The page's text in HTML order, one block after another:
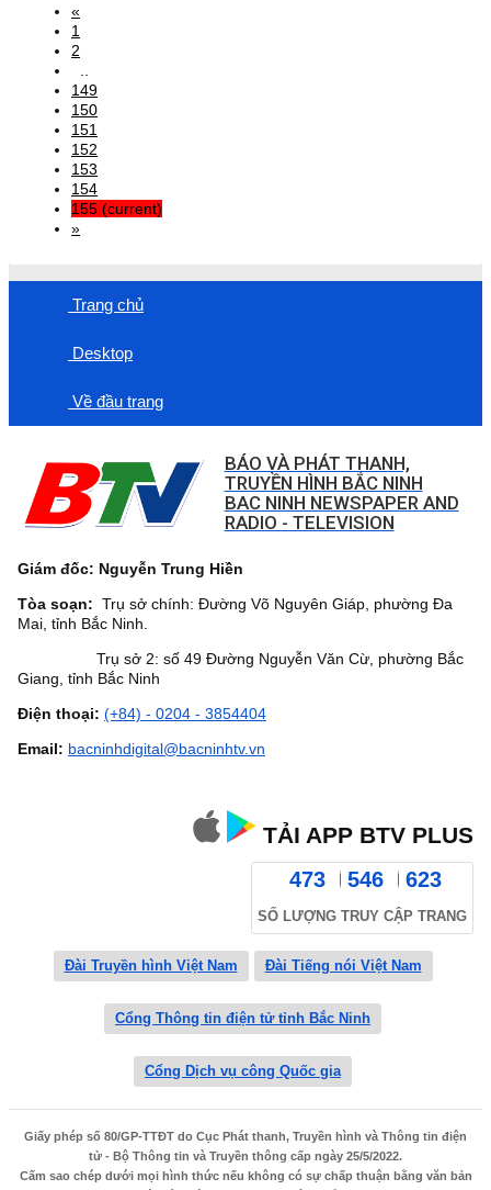
«
1
2
149
150
151
152
153
154
155 (current)
»
Trang chủ
Desktop
Về đầu trang
BÁO VÀ PHÁT THANH,
TRUYỀN HÌNH BẮC NINH
BAC NINH NEWSPAPER AND
RADIO - TELEVISION
Giám đốc: Nguyễn Trung Hiền
Tòa soạn: Trụ sở chính: Đường Võ Nguyên Giáp, phường Đa
Mai, tỉnh Bắc Ninh.
Trụ sở 2: số 49 Đường Nguyễn Văn Cừ, phường Bắc
Giang, tỉnh Bắc Ninh
Điện thoại: (+84) - 0204 - 3854404
Email: bacninhdigital@bacninhtv.vn
TẢI APP BTV PLUS
473 546 623
SỐ LƯỢNG TRUY CẬP TRANG
Đài Truyền hình Việt Nam Đài Tiếng nói Việt Nam
Cổng Thông tin điện tử tỉnh Bắc Ninh
Cổng Dịch vụ công Quốc gia
Giấy phép số 80/GP-TTĐT do Cục Phát thanh, Truyền hình và Thông tin điện
tử - Bộ Thông tin và Truyền thông cấp ngày 25/5/2022.
Cấm sao chép dưới mọi hình thức nếu không có sự chấp thuận bằng văn bản